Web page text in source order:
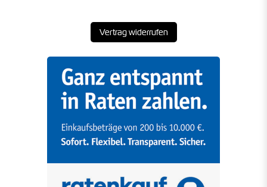
Vertrag widerrufen